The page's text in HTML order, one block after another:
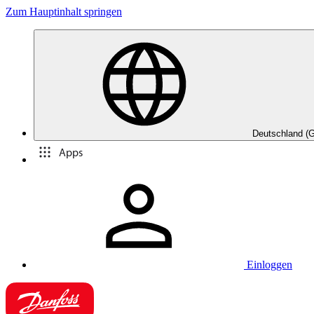
Zum Hauptinhalt springen
Deutschland
Apps
Einloggen